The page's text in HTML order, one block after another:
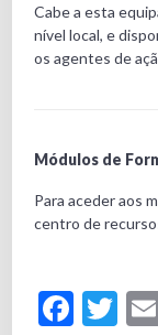
Cabe a esta
nível local, e
os agentes de
Módulos de
Para aceder aos
centro de